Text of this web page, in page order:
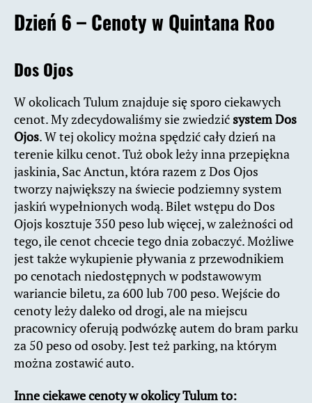
Dzień 6 – Cenoty w Quintana Roo
Dos Ojos
W okolicach Tulum znajduje się sporo ciekawych
cenot. My zdecydowaliśmy sie zwiedzićsystem Dos
Ojos. W tej okolicy można spędzić cały dzień na
terenie kilku cenot. Tuż obok leży inna przepiękna
jaskinia, Sac Anctun, która razem z Dos Ojos
tworzy największy na świecie podziemny system
jaskiń wypełnionych wodą. Bilet wstępu do Dos
Ojojs kosztuje 350 peso lub więcej, w zależności od
tego, ile cenot chcecie tego dnia zobaczyć. Możliwe
jest także wykupienie pływania z przewodnikiem
po cenotach niedostępnych w podstawowym
wariancie biletu, za 600 lub 700 peso. Wejście do
cenoty leży daleko od drogi, ale na miejscu
pracownicy oferują podwózkę autem do bram parku
za 50 peso od osoby. Jest też parking, na którym
można zostawić auto.
Inne ciekawe cenoty w okolicy Tulum to: